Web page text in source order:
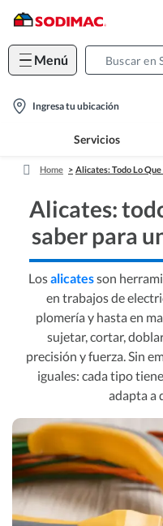
Menú
location-
Ingresa tu ubicación
Servicios
Home Alicates: Todo Lo
Alicates:
saber para
Losalicatesson
en trabajos de
plomería y hasta en
sujetar, cortar,
precisión y fuerza. Sin
iguales: cada tipo
adapta a